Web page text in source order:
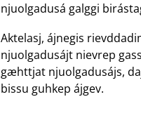
njuolgadusá galggi
Aktelasj, ájnegis
njuolgadusájt nievrep
gæhttjat njuolgadusájs,
bissu guhkep ájgev.